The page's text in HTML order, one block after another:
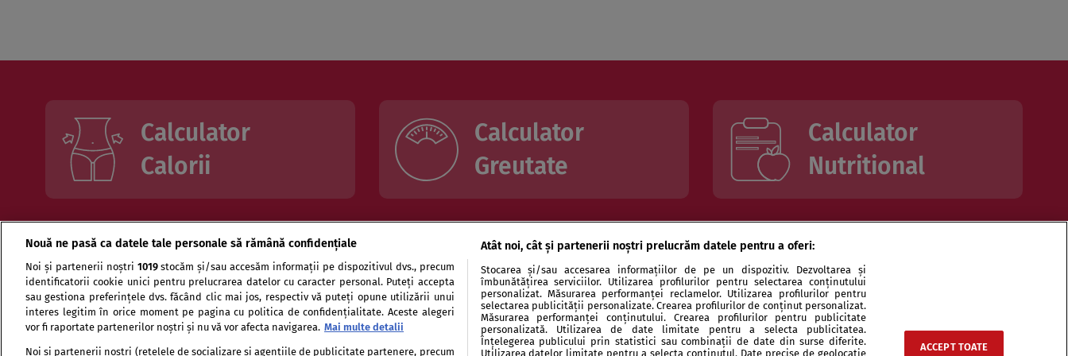
Calculator
Calorii
Calculator
Greutate
Calculator
Nutritional
Alimente Analize medicale de laborator Dicționar medical Plante medicinale Produse Gemoterapice și Fitoterapice
Prospecte Medicamente OTC - medicamente fără rețetă Semne și simptome Semnificația numelui
*Pentru a căuta intr-o bază de date te rugăm să dai click pe numele bazei și apoi să folosesti boxul de căutare
Nouă ne pasă ca datele tale personale să rămână confidențiale
Noi și partenerii noștri 1019stocăm și/sau accesăm informații pe dispozitivul dvs., precum
identificatorii cookie unici pentru prelucrarea datelor cu caracter personal. Puteți accepta
sau gestiona preferințele dvs. făcând clic mai jos, respectiv vă puteți opune utilizării unui
interes legitim în orice moment pe pagina cu politica de confidențialitate. Aceste alegeri
vor fi raportate partenerilor noștri și nu vă vor afecta navigarea. Mai multe detalii
Noi si partenerii nostri (retelele de socializare si agentiile de publicitate partenere, precum
Atât noi, cât și partenerii noștri prelucrăm datele pentru a oferi:
Stocarea și/sau accesarea informațiilor de pe un dispozitiv. Dezvoltarea și
îmbunătățirea serviciilor. Utilizarea profilurilor pentru selectarea conținutului
personalizat. Măsurarea performanței reclamelor. Utilizarea profilurilor pentru
selectarea publicității personalizate. Crearea profilurilor de conținut personalizat.
Măsurarea performanței conținutului. Crearea profilurilor pentru publicitate
personalizată. Utilizarea de date limitate pentru a selecta publicitatea.
Înțelegerea publicului prin statistici sau combinații de date din surse diferite.
Utilizarea datelor limitate pentru a selecta conținutul. Date precise de geolocație
ACCEPT TOATE